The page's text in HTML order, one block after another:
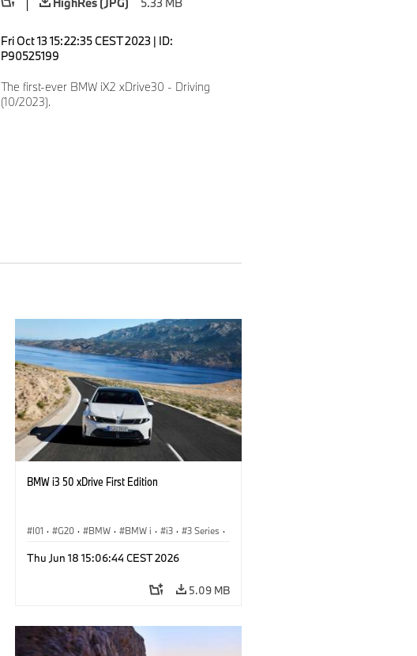
HighRes (JPG)
5.33 MB
Fri Oct 13 15:22:35 CEST 2023 | ID:
P90525199
The first-ever BMW iX2 xDrive30 - Driving
(10/2023).
BMW i3 50 xDrive First Edition
I01 · G20 · BMW · BMW i · i3 · 3 Series ·
Thu Jun 18 15:06:44 CEST 2026
5.09 MB